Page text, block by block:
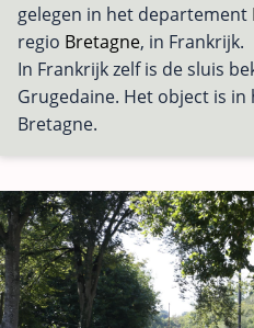
gelegen in het departement
regio Bretagne, in Frankrijk.
In Frankrijk zelf is de sluis
Grugedaine. Het object is in
Bretagne.